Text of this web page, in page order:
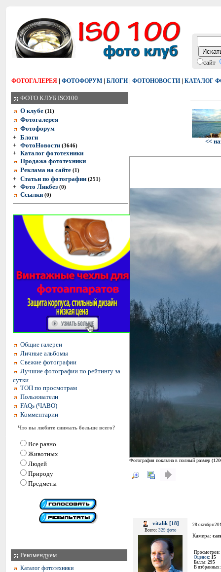
сайт
ФОТОГАЛЕРЕЯ | ФОТОФОРУМ | БЛОГИ | ФОТОНОВОСТИ | КАТАЛОГ
ФОТО КЛУБ ISO100
О клубе (11)
Фотогалерея
Фотофорум
+ Блоги
+ ФотоНовости (3646)
+ Каталог фототехники
Продажа фототехники
Реклама на сайте (1)
+ Статьи по фотографии (251)
+ Фото Ликбез (0)
Ссылки (0)
Общие галереи
Личные альбомы
Свежие фотографии
Лучшие фотографии по рейтингу за
сутки
ТОП по просмотрам
Пользователи
FAQs (ЧАВО)
Комментарии
Что вы любите снимать больше всего?
Все равно
Животных
Людей
Природу
Предметы
Рекомендуем
Каталог фототехники
<<
Фотография показана в полный размер (
vitalik [18]
Всего: 329 фото
28 октября
Камера:
Просмотров:
Оценок: 15
Баллы: 295
В